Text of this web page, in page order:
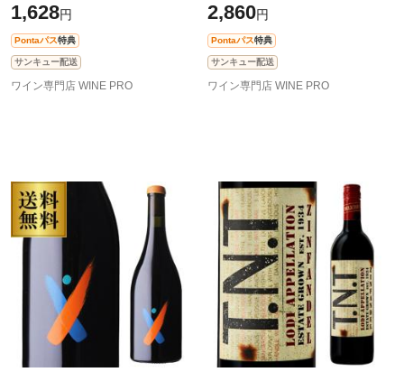
1,628円
Pontaパス特典
サンキュー配送
ワイン専門店 WINE PRO
赤ワイン 浜運
2,860円
Pontaパス特典
サンキュー配送
ワイン専門店 WINE PRO